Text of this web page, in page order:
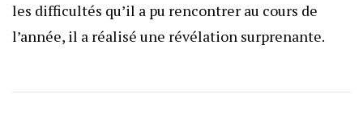
les difficultés qu’il a pu rencontrer au cours de
l’année, il a réalisé une révélation surprenante.